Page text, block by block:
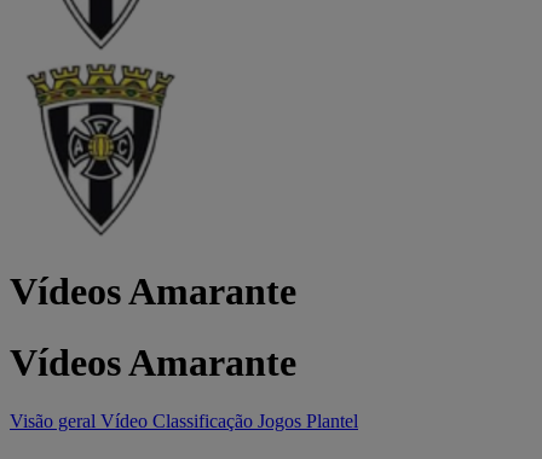
Vídeos Amarante
Vídeos Amarante
Visão geral Vídeo Classificação Jogos Plantel